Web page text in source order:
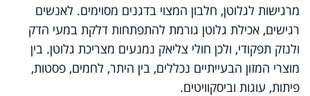
מרגישות לגלוטן, חלבון המצוי בדגנים מסוימים. לאנשים
רגישים, אכילת גלוטן גורמת להתפתחות דלקת במעי הדק
ולנזק תפקודי, ולכן חולי צליאק נמנעים מצריכת גלוטן. בין
מוצרי המזון הבעייתיים נכללים, בין היתר, לחמים, פסטות,
פיתות, עוגות וביסקוויטים.